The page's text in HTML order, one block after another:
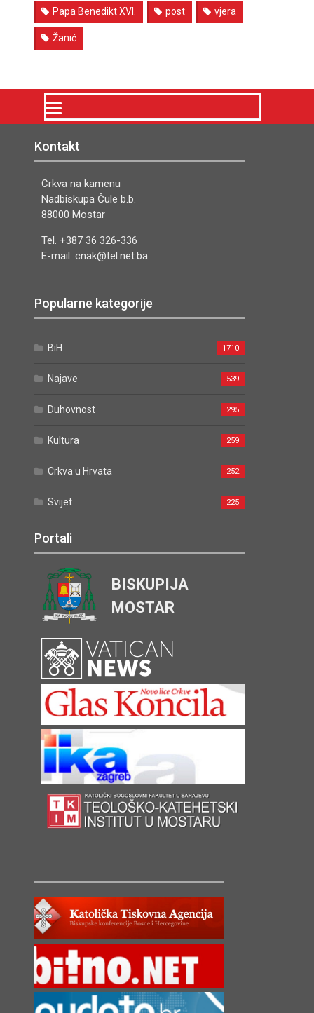
Papa Benedikt XVI. post vjera
Žanić
Kontakt
Crkva na kamenu
Nadbiskupa Čule b.b.
88000 Mostar
Tel. +387 36 326-336
E-mail: cnak@tel.net.ba
Popularne kategorije
BiH 1710
Najave 539
Duhovnost 295
Kultura 259
Crkva u Hrvata 252
Svijet 225
Portali
BISKUPIJA
MOSTAR